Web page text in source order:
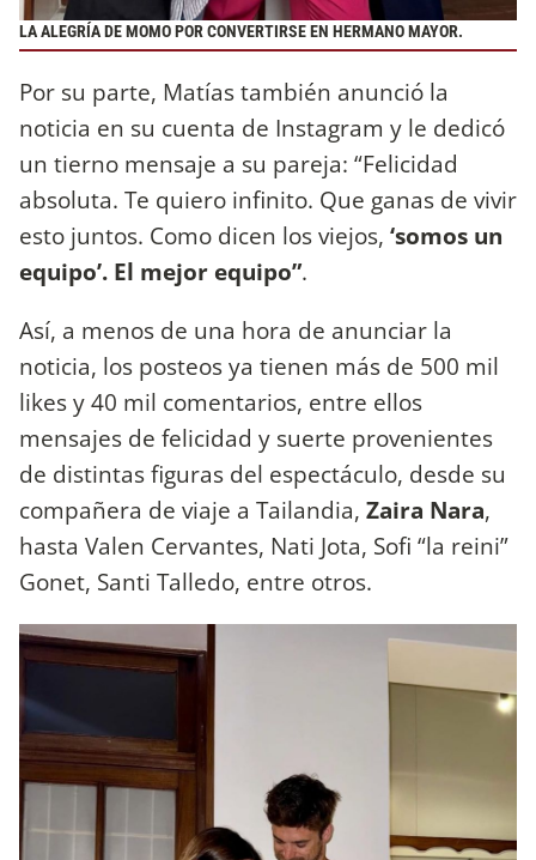
LA ALEGRÍA DE MOMO POR CONVERTIRSE EN HERMANO MAYOR.
Por su parte, Matías también anunció la
noticia en su cuenta de Instagram y le dedicó
un tierno mensaje a su pareja: “Felicidad
absoluta. Te quiero infinito. Que ganas de vivir
esto juntos. Como dicen los viejos, ‘somos un
equipo’. El mejor equipo”.
Así, a menos de una hora de anunciar la
noticia, los posteos ya tienen más de 500 mil
likes y 40 mil comentarios, entre ellos
mensajes de felicidad y suerte provenientes
de distintas figuras del espectáculo, desde su
compañera de viaje a Tailandia, Zaira Nara,
hasta Valen Cervantes, Nati Jota, Sofi “la reini”
Gonet, Santi Talledo, entre otros.